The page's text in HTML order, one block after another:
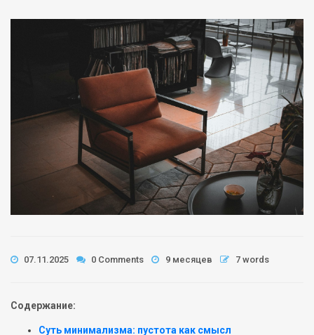
07.11.2025 0 Comments 9 месяцев 7 words
Содержание:
Суть минимализма: пустота как смысл